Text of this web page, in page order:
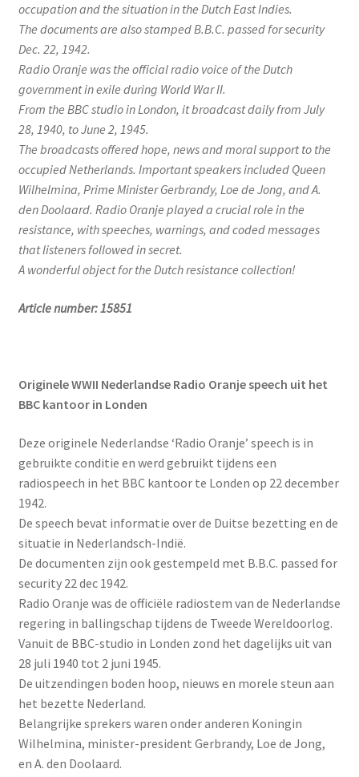
occupation and the situation in the Dutch East Indies.
The documents are also stamped B.B.C. passed for security
Dec. 22, 1942.
Radio Oranje was the official radio voice of the Dutch
government in exile during World War II.
From the BBC studio in London, it broadcast daily from July
28, 1940, to June 2, 1945.
The broadcasts offered hope, news and moral support to the
occupied Netherlands. Important speakers included Queen
Wilhelmina, Prime Minister Gerbrandy, Loe de Jong, and A.
den Doolaard. Radio Oranje played a crucial role in the
resistance, with speeches, warnings, and coded messages
that listeners followed in secret.
A wonderful object for the Dutch resistance collection!
Article number: 15851
Originele WWII Nederlandse Radio Oranje speech uit het
BBC kantoor in Londen
Deze originele Nederlandse ‘Radio Oranje’ speech is in
gebruikte conditie en werd gebruikt tijdens een
radiospeech in het BBC kantoor te Londen op 22 december
1942.
De speech bevat informatie over de Duitse bezetting en de
situatie in Nederlandsch-Indië.
De documenten zijn ook gestempeld met B.B.C. passed for
security 22 dec 1942.
Radio Oranje was de officiële radiostem van de Nederlandse
regering in ballingschap tijdens de Tweede Wereldoorlog.
Vanuit de BBC-studio in Londen zond het dagelijks uit van
28 juli 1940 tot 2 juni 1945.
De uitzendingen boden hoop, nieuws en morele steun aan
het bezette Nederland.
Belangrijke sprekers waren onder anderen Koningin
Wilhelmina, minister-president Gerbrandy, Loe de Jong,
en A. den Doolaard.